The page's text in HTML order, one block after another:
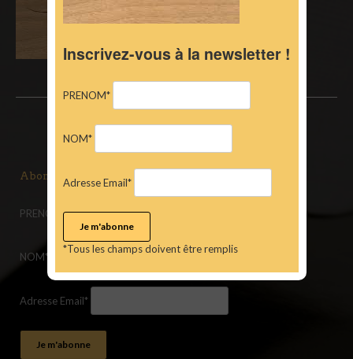
Abonnez-vous à la newsletter
PRENOM*
NOM*
Adresse Email*
Inscrivez-vous à la newsletter !
PRENOM*
NOM*
Adresse Email*
*Tous les champs doivent être remplis